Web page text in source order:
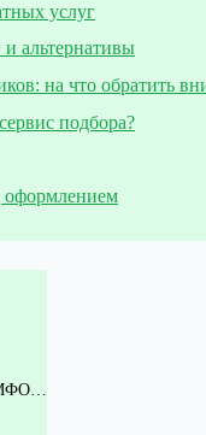
услуг
альтернативы
на что обратить
подбора?
оформлением
МФО…